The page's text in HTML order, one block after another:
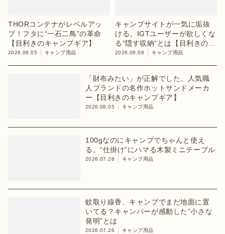
THORコンテナがレベルアッ
プ！フタに“一石二鳥”の革命
【目利きのキャンプギア】
2026.08.05 キャンプ用品
キャンプサイトが一気に垢抜
ける。IGTユーザーが欲しくな
る“隠す収納”とは【目利きのキ
ャンプギア】
2026.08.06 キャンプ用品
「財布みたい」が正解でした。人気職
人ブランドの名作ホットサンドメーカ
ー【目利きのキャンプギア】
2026.08.05 キャンプ用品
100gなのにキャンプでちゃんと使え
る。“仕掛け”にハマる木製ミニテーブル
2026.07.26 キャンプ用品
蚊取り線香、キャンプでまだ地面に置
いてる？キャンパーが感動した“小さな
発明”とは
2026.07.26 キャンプ用品